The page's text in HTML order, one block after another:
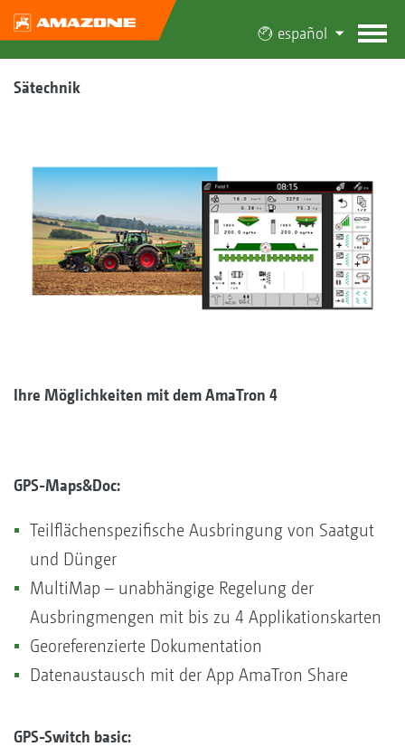
español
Sätechnik
Ihre Möglichkeiten mit dem AmaTron 4
GPS-Maps&Doc:
Teilflächenspezifische Ausbringung von Saatgut
und Dünger
MultiMap – unabhängige Regelung der
Ausbringmengen mit bis zu 4 Applikationskarten
Georeferenzierte Dokumentation
Datenaustausch mit der App AmaTron Share
GPS-Switch basic: